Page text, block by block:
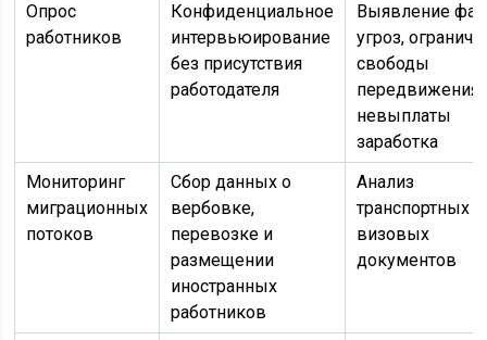
Опрос
работников
Конфиденциальное
интервьюирование
без присутствия
работодателя
Выявление
угроз,
свободы
передвижения,
невыплаты
заработка
Мониторинг
миграционных
потоков
Сбор данных о
вербовке,
перевозке и
размещении
иностранных
работников
Анализ
транспортных и
визовых
документов